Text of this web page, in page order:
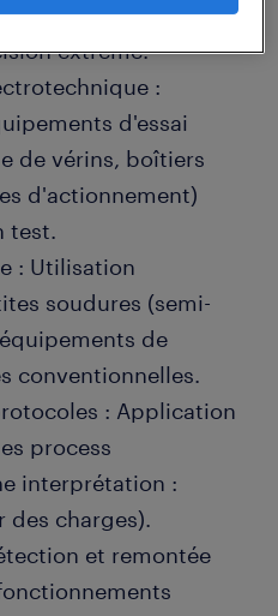
des instructions
extrême.
:
d'essai
de vérins, boîtiers
d'actionnement)
test.
: Utilisation
soudures (semi-
de
conventionnelles.
: Application
process
interprétation :
des charges).
et remontée